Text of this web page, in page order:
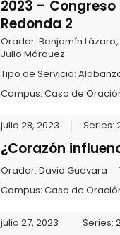
2023 –
Redonda 2
Orador: Benjamín Lázaro,
Julio Márquez
Tipo de Servicio:
Campus: Casa de
julio 28, 2023 Series:
¿Corazón
Orador: David Guevara
Campus: Casa de
julio 27, 2023 Series: